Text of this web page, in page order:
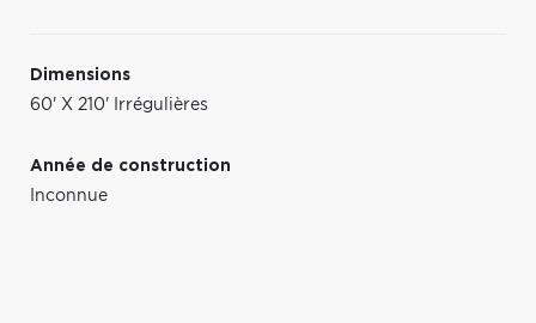
Dimensions
60' X 210' Irrégulières
Année de construction
Inconnue